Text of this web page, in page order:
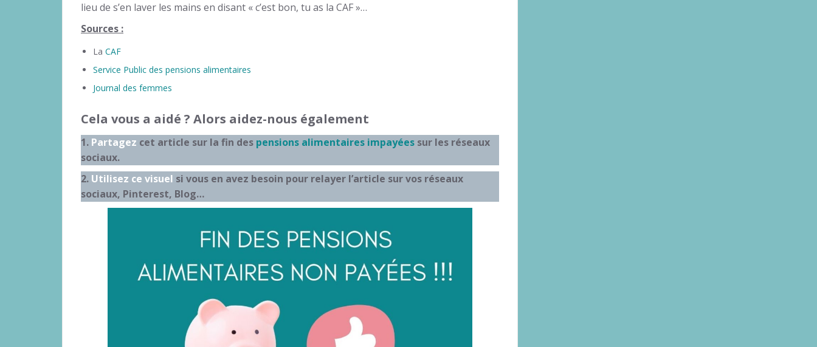
lieu de s’en laver les mains en disant « c’est bon, tu as la CAF »…
Sources :
La CAF
Service Public des pensions alimentaires
Journal des femmes
Cela vous a aidé ? Alors aidez-nous également
1. Partagez cet article sur la fin des pensions alimentaires impayées sur les réseaux
sociaux.
2. Utilisez ce visuel si vous en avez besoin pour relayer l’article sur vos réseaux
sociaux, Pinterest, Blog…